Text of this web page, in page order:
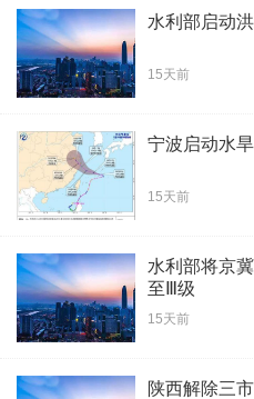
水利部启动
15天前
宁波启动水
15天前
水利部将京
至Ⅲ级
15天前
陕西解除三